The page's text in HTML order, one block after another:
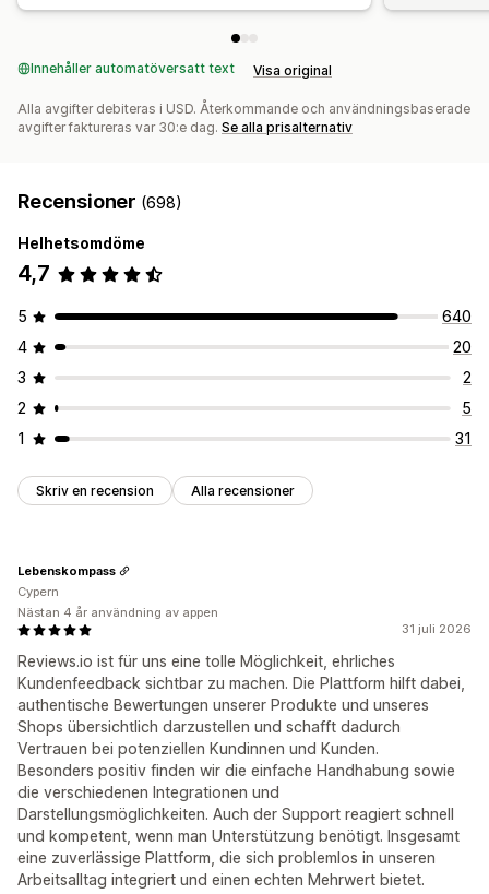
Innehåller automatöversatt text Visa original
Alla avgifter debiteras i USD. Återkommande och användningsbaserade
avgifter faktureras var 30:e dag. Se alla prisalternativ
Recensioner (698)
Helhetsomdöme
4,7
5
640
4
20
3
2
2
5
1
31
Skriv en recension Alla recensioner
31 juli 2026
Reviews.io ist für uns eine tolle Möglichkeit, ehrliches
Kundenfeedback sichtbar zu machen. Die Plattform hilft dabei,
authentische Bewertungen unserer Produkte und unseres
Shops übersichtlich darzustellen und schafft dadurch
Vertrauen bei potenziellen Kundinnen und Kunden.
Besonders positiv finden wir die einfache Handhabung sowie
die verschiedenen Integrationen und
Darstellungsmöglichkeiten. Auch der Support reagiert schnell
und kompetent, wenn man Unterstützung benötigt. Insgesamt
eine zuverlässige Plattform, die sich problemlos in unseren
Arbeitsalltag integriert und einen echten Mehrwert bietet.
Lebenskompass
Cypern
Nästan 4 år användning av appen